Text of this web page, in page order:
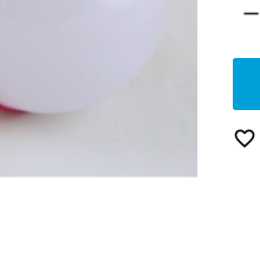
remove
favorite_border